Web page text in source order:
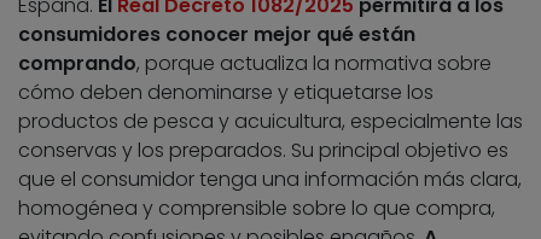
España. El Real Decreto 1082/2025 permitirá a los
consumidores conocer mejor qué están
comprando, porque actualiza la normativa sobre
cómo deben denominarse y etiquetarse los
productos de pesca y acuicultura, especialmente las
conservas y los preparados. Su principal objetivo es
que el consumidor tenga una información más clara,
homogénea y comprensible sobre lo que compra,